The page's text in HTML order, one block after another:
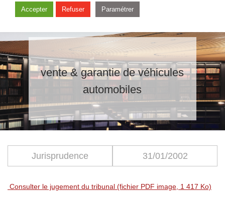
vente & garantie de véhicules
automobiles
Jurisprudence 31/01/2002
Consulter le jugement du tribunal (fichier PDF image, 1 417 Ko)
Accepter Refuser Paramétrer